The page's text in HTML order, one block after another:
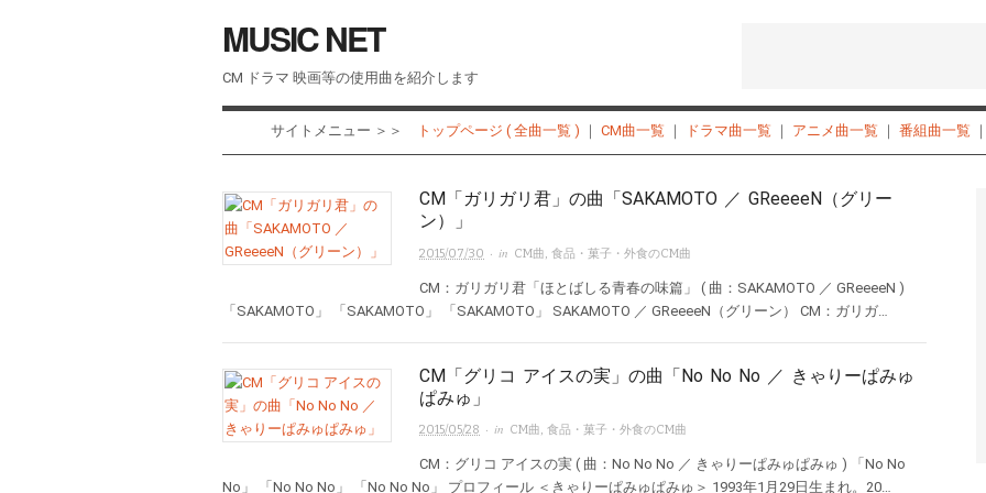
MUSIC NET
CM ドラマ 映画等の使用曲を紹介します
サイトメニュー ＞＞ トップページ ( 全曲一覧 ) ｜ CM曲一覧 ｜ ドラマ曲一覧 ｜ アニメ曲一覧 ｜ 番組曲一覧 ｜
CM「ガリガリ君」の曲「SAKAMOTO ／ GReeeeN（グリー
ン）」
2015/07/30 · in CM曲 食品・菓子・外食のCM曲
CM：ガリガリ君「ほとばしる青春の味篇」 ( 曲：SAKAMOTO ／ GReeeeN )
「SAKAMOTO」 「SAKAMOTO」 「SAKAMOTO」 SAKAMOTO ／ GReeeeN（グリーン） CM：ガリガ…
CM「グリコ アイスの実」の曲「No No No ／ きゃりーぱみゅ
ぱみゅ」
2015/05/28 · in CM曲, 食品・菓子・外食のCM曲
CM：グリコ アイスの実 ( 曲：No No No ／ きゃりーぱみゅぱみゅ ) 「No No
No」 「No No No」 「No No No」 プロフィール ＜きゃりーぱみゅぱみゅ＞ 1993年1月29日生まれ。20…